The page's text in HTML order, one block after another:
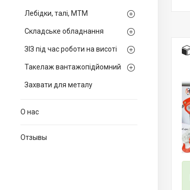
Лебідки, талі, МТМ
Складське обладнання
ЗІЗ під час роботи на висоті
Такелаж вантажопідйомний
Захвати для металу
О нас
Отзывы